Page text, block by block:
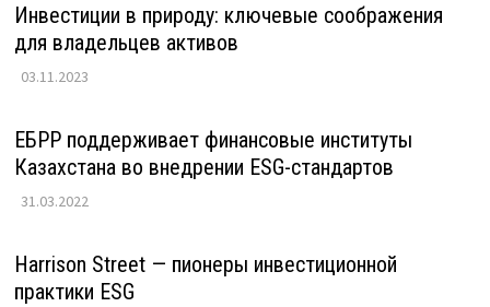
Инвестиции в природу: ключевые соображения
для владельцев активов
03.11.2023
ЕБРР поддерживает финансовые институты
Казахстана во внедрении ESG-стандартов
31.03.2022
Harrison Street — пионеры инвестиционной
практики ESG